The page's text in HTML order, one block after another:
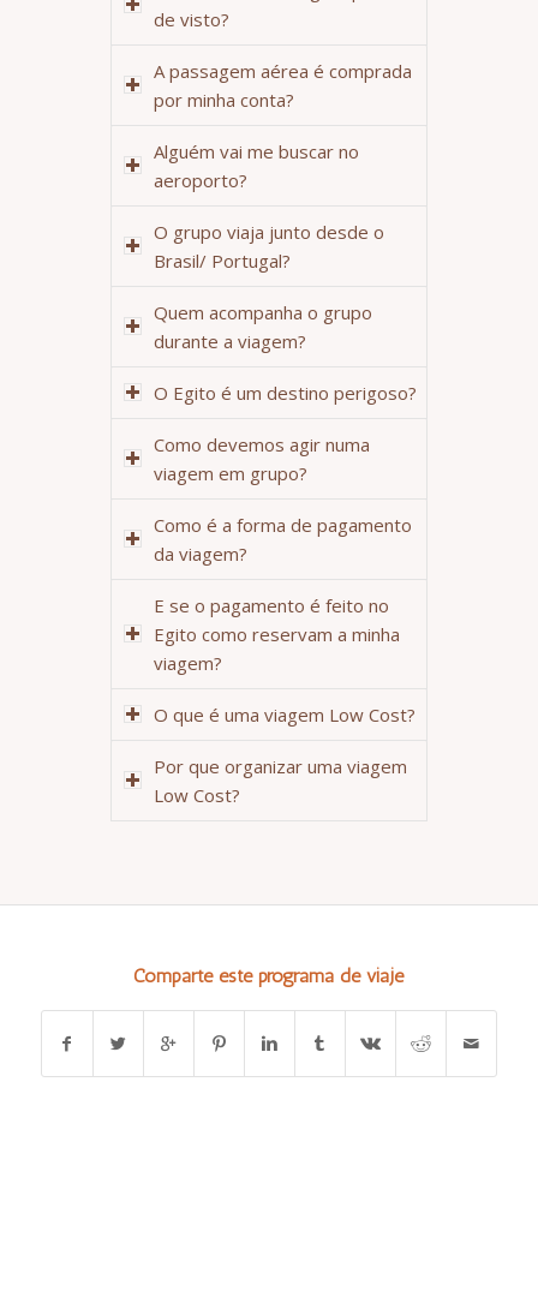
de visto?
A passagem aérea é comprada
por minha conta?
Alguém vai me buscar no
aeroporto?
O grupo viaja junto desde o
Brasil/ Portugal?
Quem acompanha o grupo
durante a viagem?
O Egito é um destino perigoso?
Como devemos agir numa
viagem em grupo?
Como é a forma de pagamento
da viagem?
E se o pagamento é feito no
Egito como reservam a minha
viagem?
O que é uma viagem Low Cost?
Por que organizar uma viagem
Low Cost?
Comparte este programa de viaje